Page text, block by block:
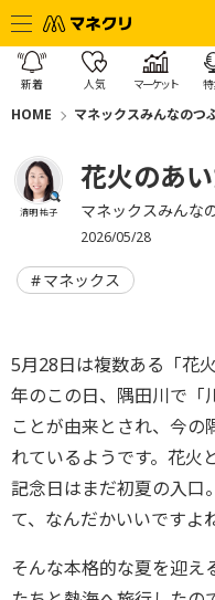
新着 人気 マーケット
HOME マネックスみんなのつ
清明 祐子
花火のあ
マネックスみんな
2026/05/28
マネックス
5月28日は複数ある「花
年のこの日、隅田川で「
ことが由来とされ、今
れているようです。花火
記念日はまだ初夏の入口
て、なんだかいいですよ
そんな本格的な夏を迎え